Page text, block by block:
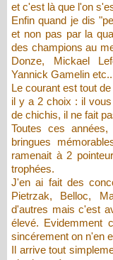
et c'est là que l'on
Enfin quand je dis
et non pas par la
des champions au
Donze, Mickael
Yannick Gamelin
Le courant est tout
il y a 2 choix : il
de chichis, il ne fait
Toutes ces
bringues
ramenait à 2
trophées.
J'en ai fait des
Pietrzak, Belloc,
d'autres mais c'est
élevé. Evidemment
sincérement on n'en
Il arrive tout